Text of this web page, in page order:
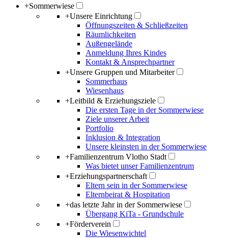
+Sommerwiese
+Unsere Einrichtung
Öffnungszeiten & Schließzeiten
Räumlichkeiten
Außengelände
Anmeldung Ihres Kindes
Kontakt & Ansprechpartner
+Unsere Gruppen und Mitarbeiter
Sommerhaus
Wiesenhaus
+Leitbild & Erziehungsziele
Die ersten Tage in der Sommerwiese
Ziele unserer Arbeit
Portfolio
Inklusion & Integration
Unsere kleinsten in der Sommerwiese
+Familienzentrum Vlotho Stadt
Was bietet unser Familienzentrum
+Erziehungspartnerschaft
Eltern sein in der Sommerwiese
Elternbeirat & Hospitation
+das letzte Jahr in der Sommerwiese
Übergang KiTa - Grundschule
+Förderverein
Die Wiesenwichtel